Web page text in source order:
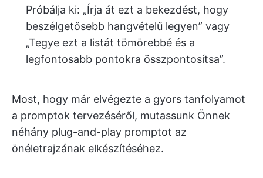
Próbálja ki: „Írja át ezt a bekezdést, hogy
beszélgetősebb hangvételű legyen” vagy
„Tegye ezt a listát tömörebbé és a
legfontosabb pontokra összpontosítsa”.
Most, hogy már elvégezte a gyors tanfolyamot
a promptok tervezéséről, mutassunk Önnek
néhány plug-and-play promptot az
önéletrajzának elkészítéséhez.